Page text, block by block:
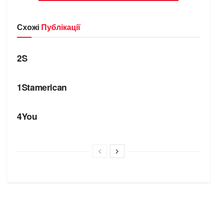
Схожі Публікації
БРЕНДИ
2S
1Stamerican
4You